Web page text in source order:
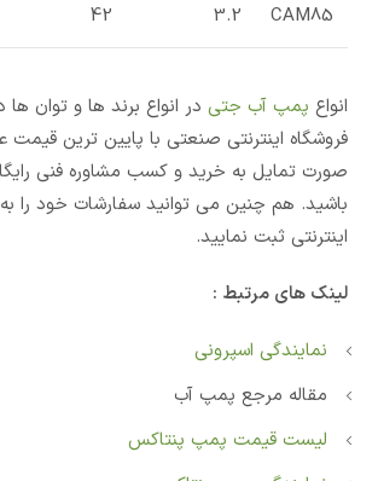
CAM85
3.2
42
انواع پمپ آب جتی در انواع برند ها و توان ها
فروشگاه اینترنتی صنعتی با پایین ترین
صورت تمایل به خرید و کسب مشاوره فنی
باشید. هم چنین می توانید سفارشات خود را
اینترنتی ثبت نمایید.
لینک های مرتبط :
نمایندگی اسپرونی
مقاله مرجع پمپ آب
لیست قیمت پمپ پنتاکس